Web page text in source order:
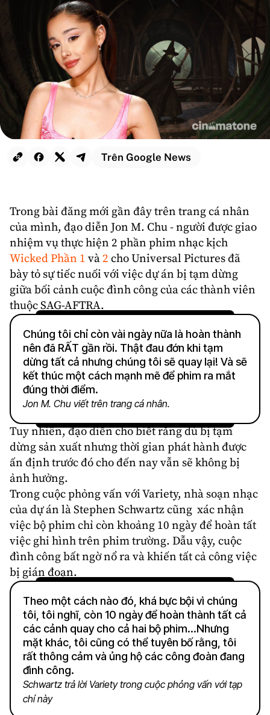
Trên Google News
Trong bài đăng mới gần đây trên trang cá nhân
của mình, đạo diễn Jon M. Chu- người được giao
nhiệm vụ thực hiện 2 phần phim nhạc kịch
WickedPhần 1 và 2 cho Universal Pictures đã
bày tỏ sự tiếc nuối với việc dự án bị tạm dừng
giữa bối cảnh cuộcđình côngcủa các thành viên
thuộcSAG-AFTRA.
Chúng tôi chỉ còn vài ngày nữa là hoàn thành
nên đã RẤT gần rồi. Thật đau đớn khi tạm
dừng tất cả nhưng chúng tôi sẽ quay lại! Và sẽ
kết thúc một cách mạnh mẽ để phim ra mắt
đúng thời điểm.
Jon M. Chu viết trên trang cá nhân.
Tuy nhiên, đạo diễn cho biết rằng dù bị tạm
dừng sản xuất nhưng thời gian phát hành được
ấn định trước đó cho đến nay vẫn sẽ không bị
ảnh hưởng.
Trong cuộc phỏng vấn với Variety, nhà soạn nhạc
của dự án là Stephen Schwartz cũng xác nhận
việc bộ phim chỉ còn khoảng 10 ngày để hoàn tất
việc ghi hình trên phim trường. Dẫu vậy, cuộc
đình công bất ngờ nổ ra và khiến tất cả công việc
bị gián đoạn.
Theo một cách nào đó, khá bực bội vì chúng
tôi, tôi nghĩ, còn 10 ngày để hoàn thành tất cả
các cảnh quay cho cả hai bộ phim…Nhưng
mặt khác, tôi cũng có thể tuyên bố rằng, tôi
rất thông cảm và ủng hộ các công đoàn đang
đình công.
Schwartz trả lời Variety trong cuộc phỏng vấn với tạp
chí này